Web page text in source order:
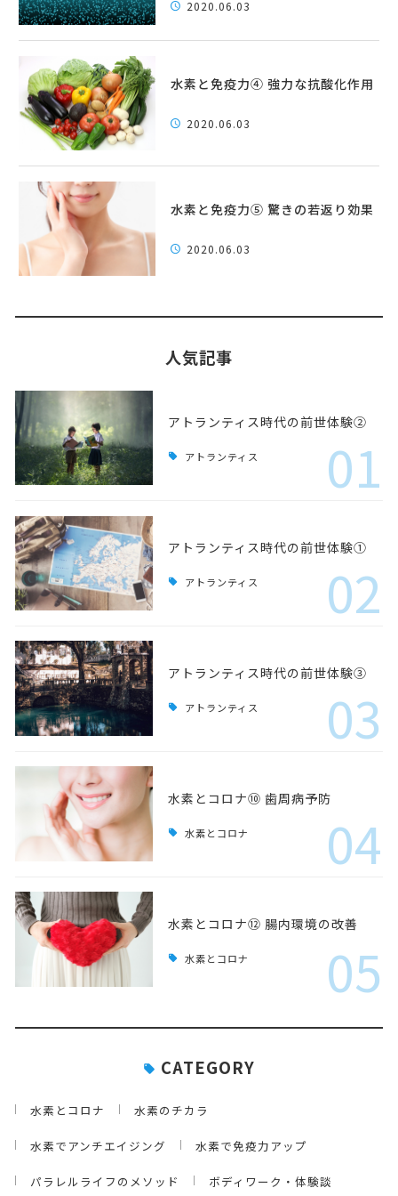
2020.06.03
水素と免疫力④ 強力な抗酸化作用
2020.06.03
水素と免疫力⑤ 驚きの若返り効果
2020.06.03
人気記事
アトランティス時代の前世体験②
アトランティス 01
アトランティス時代の前世体験①
アトランティス 02
アトランティス時代の前世体験③
アトランティス 03
水素とコロナ⑩ 歯周病予防
水素とコロナ 04
水素とコロナ⑫ 腸内環境の改善
水素とコロナ 05
CATEGORY
水素とコロナ 水素のチカラ
水素でアンチエイジング 水素で免疫力アップ
パラレルライフのメソッド ボディワーク・体験談